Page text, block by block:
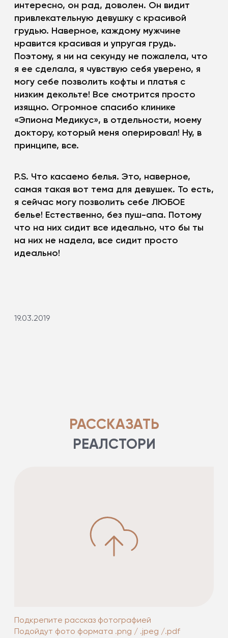
интересно, он рад, доволен. Он видит
привлекательную девушку с красивой
грудью. Наверное, каждому мужчине
нравится красивая и упругая грудь.
Поэтому, я ни на секунду не пожалела, что
я ее сделала, я чувствую себя уверено, я
могу себе позволить кофты и платья с
низким декольте! Все смотрится просто
изящно. Огромное спасибо клинике
«Эпиона Медикус», в отдельности, моему
доктору, который меня оперировал! Ну, в
принципе, все.
P.S. Что касаемо белья. Это, наверное,
самая такая вот тема для девушек. То есть,
я сейчас могу позволить себе ЛЮБОЕ
белье! Естественно, без пуш-апа. Потому
что на них сидит все идеально, что бы ты
на них не надела, все сидит просто
идеально!
19.03.2019
РАССКАЗАТЬ
РЕАЛСТОРИ
Подкрепите рассказ фотографией
Подойдут фото формата .png / .jpeg /.pdf